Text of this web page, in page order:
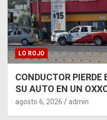
LO ROJO
CONDUCTOR
SU AUTO EN UN
agosto 6, 2026 admin